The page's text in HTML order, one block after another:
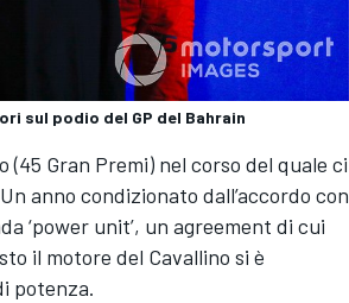
sul podio del GP del Bahrain
Gran Premi) nel corso del quale ci
anno condizionato dall’accordo con
‘power unit’, un agreement di cui
il motore del Cavallino si è
potenza.